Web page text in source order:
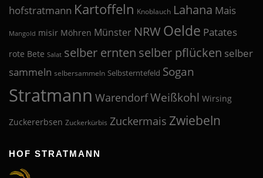
hofstratmann Kartoffeln Knoblauch Lahana Mais
Mangold misir Möhren Münster NRW Oelde Patates
rote Bete Salat selber ernten selber pflücken selber
sammeln selbersammeln Selbsterntefeld Sogan
Stratmann WarendorfWeißkohl Wirsing
Zuckererbsen Zuckerkürbis Zuckermais Zwiebeln
HOF STRATMANN